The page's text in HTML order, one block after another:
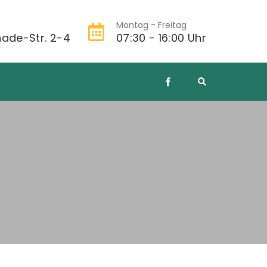
Str. 2-4
Montag - Freitag
07:30 - 16:00 Uhr